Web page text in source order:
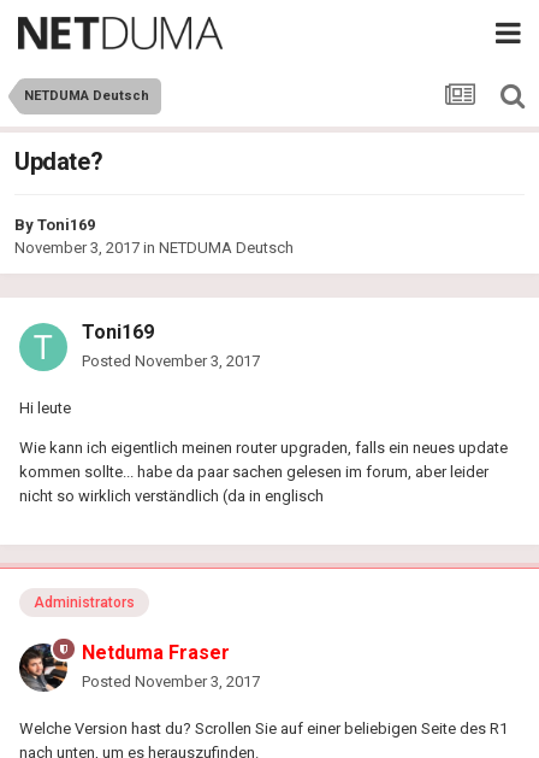
NETDUMA Deutsch
Update?
By Toni169
November 3, 2017 in NETDUMA Deutsch
Toni169
Posted November 3, 2017
Hi leute
Wie kann ich eigentlich meinen router upgraden, falls ein neues update
kommen sollte... habe da paar sachen gelesen im forum, aber leider
nicht so wirklich verständlich (da in englisch
Administrators
Netduma Fraser
Posted November 3, 2017
Welche Version hast du? Scrollen Sie auf einer beliebigen Seite des R1
nach unten, um es herauszufinden.